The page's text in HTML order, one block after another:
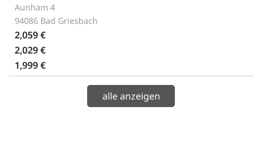
Aunham 4
94086 Bad Griesbach
2,059 €
2,029 €
1,999 €
alle anzeigen